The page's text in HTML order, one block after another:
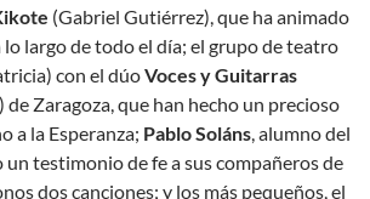
(Gabriel Gutiérrez), que ha animado
lo largo de todo el día; el grupo de teatro
con el dúoVoces y Guitarras
de Zaragoza, que han hecho un precioso
a la Esperanza; Pablo Soláns , alumno del
un testimonio de fe a sus compañeros de
dos canciones; y los más pequeños, el